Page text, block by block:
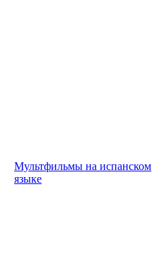
Мультфильмы на испанском
языке